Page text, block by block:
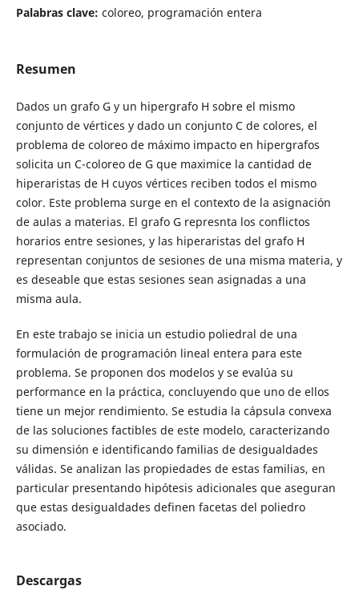
Palabras clave: coloreo, programación entera
Resumen
Dados un grafo G y un hipergrafo H sobre el mismo
conjunto de vértices y dado un conjunto C de colores, el
problema de coloreo de máximo impacto en hipergrafos
solicita un C-coloreo de G que maximice la cantidad de
hiperaristas de H cuyos vértices reciben todos el mismo
color. Este problema surge en el contexto de la asignación
de aulas a materias. El grafo G represnta los conflictos
horarios entre sesiones, y las hiperaristas del grafo H
representan conjuntos de sesiones de una misma materia, y
es deseable que estas sesiones sean asignadas a una
misma aula.
En este trabajo se inicia un estudio poliedral de una
formulación de programación lineal entera para este
problema. Se proponen dos modelos y se evalúa su
performance en la práctica, concluyendo que uno de ellos
tiene un mejor rendimiento. Se estudia la cápsula convexa
de las soluciones factibles de este modelo, caracterizando
su dimensión e identificando familias de desigualdades
válidas. Se analizan las propiedades de estas familias, en
particular presentando hipótesis adicionales que aseguran
que estas desigualdades definen facetas del poliedro
asociado.
Descargas